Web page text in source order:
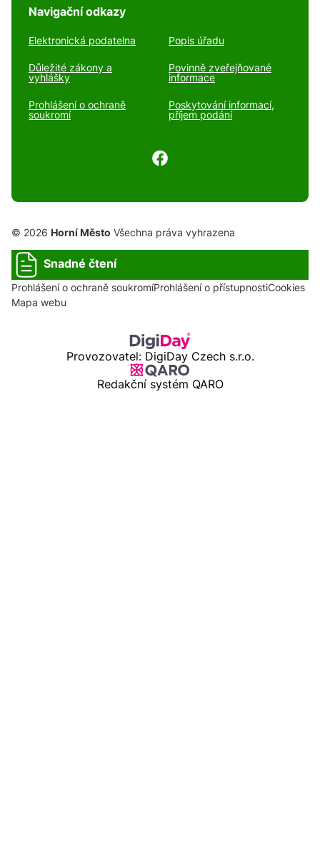
Navigační odkazy
Elektronická podatelna Popis úřadu
Důležité zákony a
vyhlášky
Povinně zveřejňované
informace
Prohlášení o ochraně
soukromí
Poskytování informací,
příjem podání
© 2026 Horní Město Všechna práva vyhrazena
Snadné čtení
Prohlášení o ochraně soukromíProhlášení o přístupnostiCookies
Mapa webu
Provozovatel: DigiDay Czech s.r.o.
Redakční systém QARO